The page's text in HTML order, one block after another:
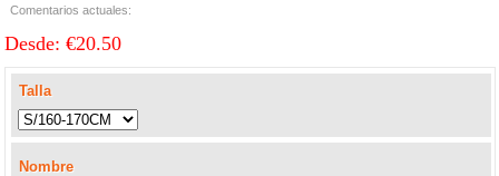
Comentarios actuales:
Desde: €20.50
Talla
Nombre